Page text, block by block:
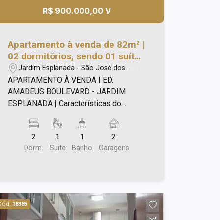
R$ 900.000,00 V
Apartamento à venda de 82m² |
02 dormitórios, sendo 01 suíte
e 02 vagas de garagem |
Edifício Amadeus Boulevard -
Jardim Esplanada | São José
dos Campos |
Jardim Esplanada - São José dos
Campos/SP
APARTAMENTO À VENDA | ED.
AMADEUS BOULEVARD - JARDIM
ESPLANADA | Características do
sendo 1 suíte Sala ampla com 2
ambientes, perfeita para receber
amigos e familiares Armários
condicionado na sala e nos quartos
Sistema de aquecimento a gás, com
2
Dorm.
1
Suite
1
Banho
2
Garagens
18385